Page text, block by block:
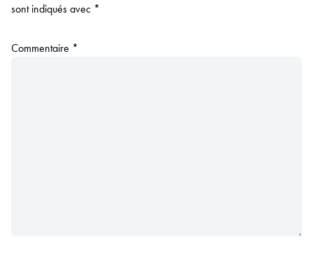
sont indiqués avec *
Commentaire *